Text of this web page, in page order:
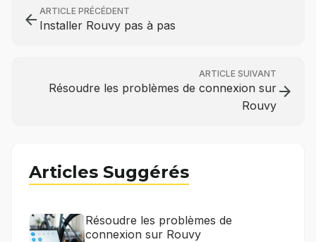
arrow_back ARTICLE PRÉCÉDENT
Installer Rouvy pas à pas
ARTICLE SUIVANT
Résoudre les problèmes de connexion sur
Rouvy
arrow_forward
Articles Suggérés
Résoudre les problèmes de
connexion sur Rouvy